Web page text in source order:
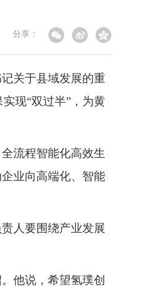
分享：
关于县域发展的重
现“双过半”，为黄
流程智能化高效生
业向高端化、智能
人要围绕产业发展
他说，希望氢璞创